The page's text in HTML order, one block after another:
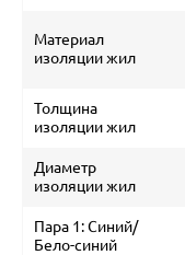
Материал
изоляции жил
Толщина
изоляции жил
Диаметр
изоляции жил
Пара 1: Синий/
Бело-синий